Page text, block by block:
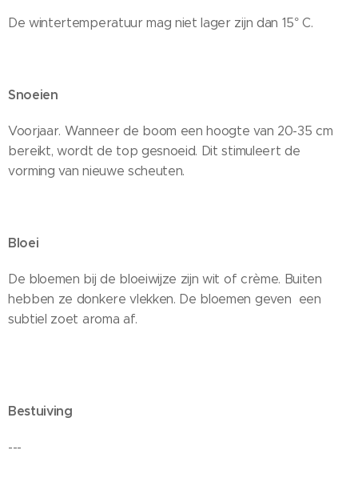
De wintertemperatuur mag niet lager zijn dan 15° C.
Snoeien
Voorjaar. Wanneer de boom een ​​hoogte van 20-35 cm
bereikt, wordt de top gesnoeid. Dit stimuleert de
vorming van nieuwe scheuten.
Bloei
De bloemen bij de bloeiwijze zijn wit of crème. Buiten
hebben ze donkere vlekken. De bloemen geven een ​​
subtiel zoet aroma af.
Bestuiving
---